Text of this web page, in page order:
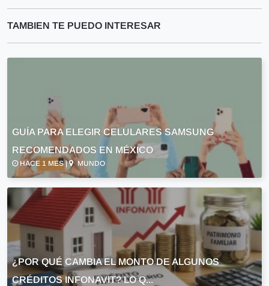
TAMBIEN TE PUEDO INTERESAR
GUÍA PARA ELEGIR CELULARES SAMSUNG
RECOMENDADOS EN MÉXICO
HACE 1 MES | MUNDO
¿POR QUÉ CAMBIA EL MONTO DE ALGUNOS
CRÉDITOS INFONAVIT? LO Q...